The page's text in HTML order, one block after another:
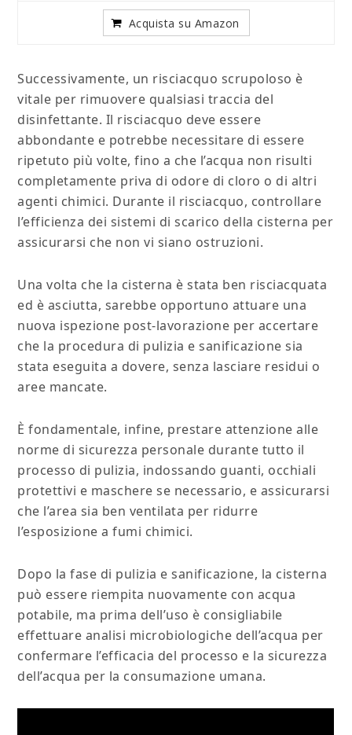
Acquista su Amazon
Successivamente, un risciacquo scrupoloso è
vitale per rimuovere qualsiasi traccia del
disinfettante. Il risciacquo deve essere
abbondante e potrebbe necessitare di essere
ripetuto più volte, fino a che l’acqua non risulti
completamente priva di odore di cloro o di altri
agenti chimici. Durante il risciacquo, controllare
l’efficienza dei sistemi di scarico della cisterna per
assicurarsi che non vi siano ostruzioni.
Una volta che la cisterna è stata ben risciacquata
ed è asciutta, sarebbe opportuno attuare una
nuova ispezione post-lavorazione per accertare
che la procedura di pulizia e sanificazione sia
stata eseguita a dovere, senza lasciare residui o
aree mancate.
È fondamentale, infine, prestare attenzione alle
norme di sicurezza personale durante tutto il
processo di pulizia, indossando guanti, occhiali
protettivi e maschere se necessario, e assicurarsi
che l’area sia ben ventilata per ridurre
l’esposizione a fumi chimici.
Dopo la fase di pulizia e sanificazione, la cisterna
può essere riempita nuovamente con acqua
potabile, ma prima dell’uso è consigliabile
effettuare analisi microbiologiche dell’acqua per
confermare l’efficacia del processo e la sicurezza
dell’acqua per la consumazione umana.